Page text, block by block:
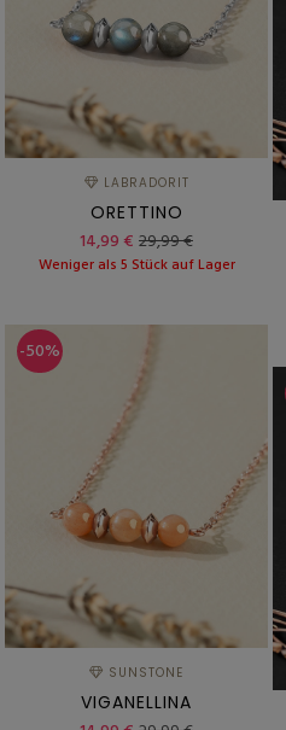
LABRADORIT
ORETTINO
14,99 € 29,99 €
Weniger als 5 Stück auf Lager
-50%
SUNSTONE
VIGANELLINA